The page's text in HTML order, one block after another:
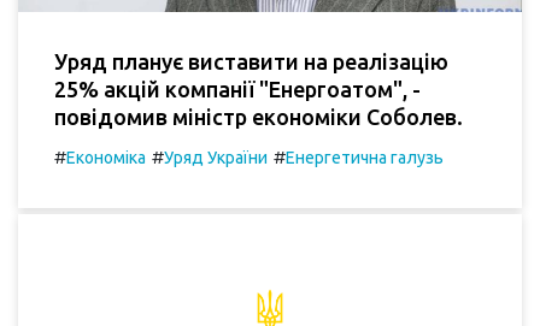
Уряд планує виставити на реалізацію
25% акцій компанії "Енергоатом", -
повідомив міністр економіки Соболев.
#Економіка #Уряд України #Енергетична галузь